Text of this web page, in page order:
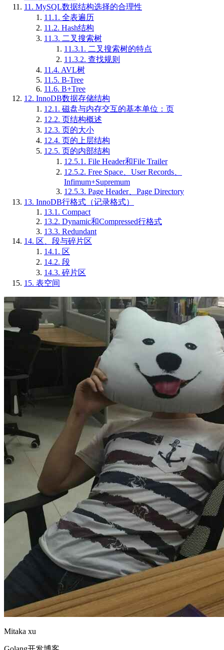
11. MySQL数据结构选择的合理性
11.1. 全表遍历
11.2. Hash结构
11.3. 二叉搜索树
11.3.1. 二叉搜索树的特点
11.3.2. 查找规则
11.4. AVL树
11.5. B-Tree
11.6. B+Tree
12. InnoDB数据存储结构
12.1. 磁盘与内存交互的基本单位：页
12.2. 页结构概述
12.3. 页的大小
12.4. 页的上层结构
12.5. 页的内部结构
12.5.1. File Header和File Trailer
12.5.2. Free Space、User Records、
Infimum+Supremum
12.5.3. Page Header、Page Directory
13. InnoDB行格式（记录格式）
13.1. Compact
13.2. Dynamic和Compressed行格式
13.3. Redundant
14. 区、段与碎片区
14.1. 区
14.2. 段
14.3. 碎片区
15. 表空间
Mitaka xu